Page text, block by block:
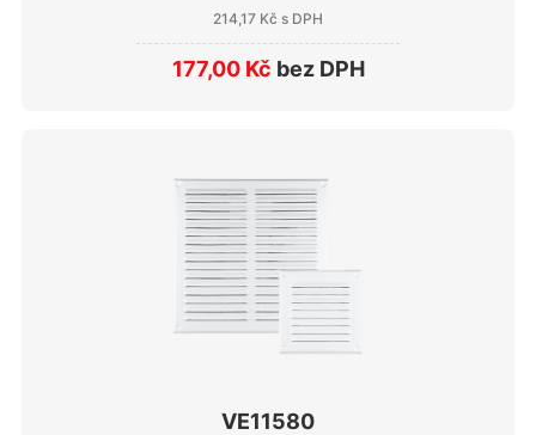
214,17 Kč s DPH
177,00 Kč bez DPH
VE11580